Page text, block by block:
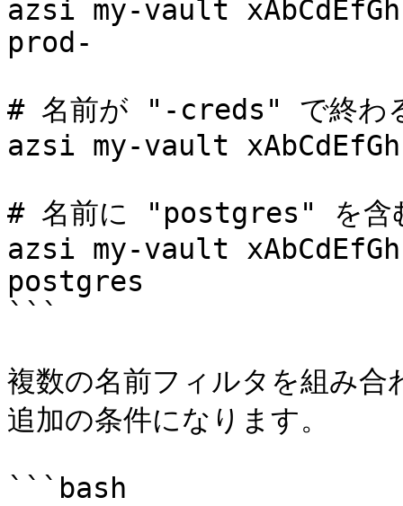
azsi my-vault
prod-
# 名前が "-creds" で終わ
azsi my-vault
# 名前に "postgres" を含
azsi my-vault
postgres
```
複数の名前フィルタを組み
追加の条件になります。
```bash